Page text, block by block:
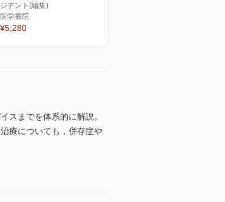
ジデント(編集)
医学書院
¥5,280
スまでを体系的に解説。
療についても，併存症や